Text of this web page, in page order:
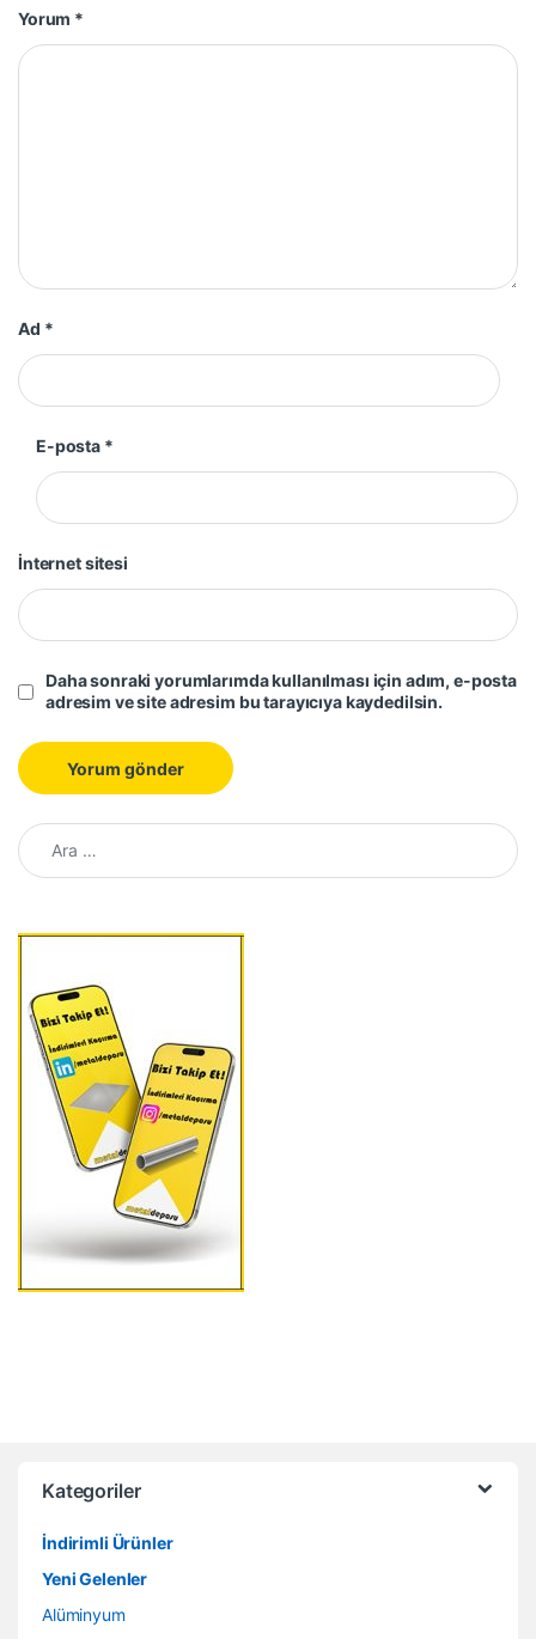
Yorum *
Ad *
E-posta *
İnternet sitesi
Daha sonraki yorumlarımda kullanılması için adım, e-posta
adresim ve site adresim bu tarayıcıya kaydedilsin.
Arama:
Kategoriler
İndirimli Ürünler
Yeni Gelenler
Alüminyum